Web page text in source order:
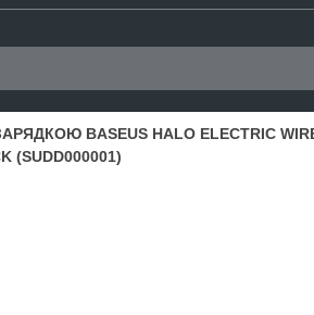
BASEUS HALO ELECTRIC
(SUDD000001)